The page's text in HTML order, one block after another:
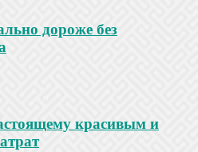
дороже без
красивым и